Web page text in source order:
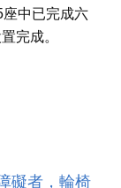
中已完成六
完成。
礙者，輪椅